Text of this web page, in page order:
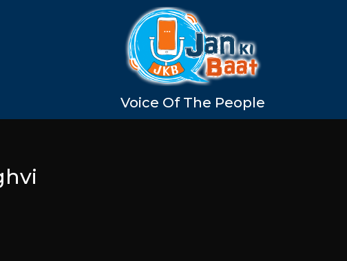
Voice Of The People